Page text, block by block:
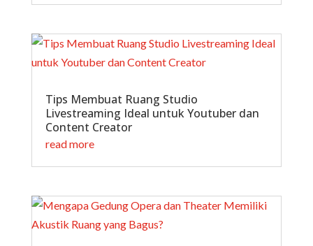
Tips Membuat Ruang Studio
Livestreaming Ideal untuk Youtuber dan
Content Creator
read more